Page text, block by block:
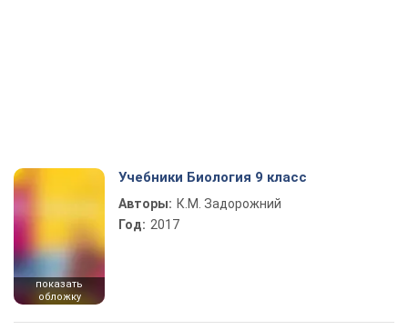
показать
обложку
Учебники Биология 9 класс
Авторы: К.М. Задорожний
Год: 2017